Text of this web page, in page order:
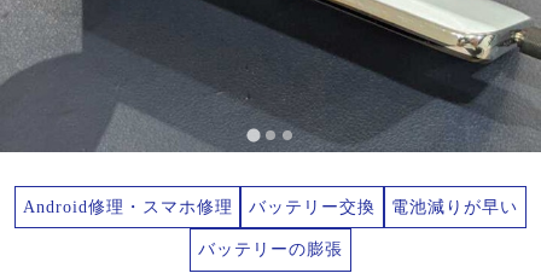
Android修理・スマホ修理 バッテリー交換 電池減りが早い
バッテリーの膨張